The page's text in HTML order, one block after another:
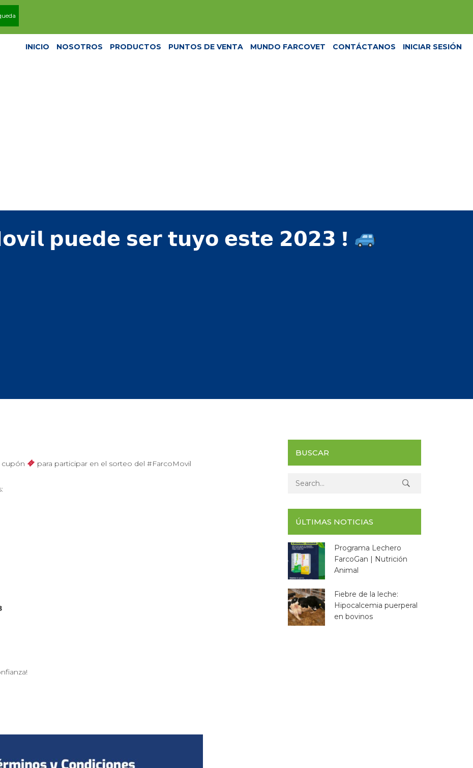
INICIO NOSOTROS PRODUCTOS PUNTOS DE VENTA MUNDO FARCOVET CONTÁCTANOS INICIAR SESIÓN
𝗽𝘂𝗲𝗱𝗲 𝘀𝗲𝗿 𝘁𝘂𝘆𝗼 𝗲𝘀𝘁𝗲 𝟮𝟬𝟮𝟯 !
cupón
para participar en el sorteo del #FarcoMovil
BUSCAR
Search for:
ÚLTIMAS NOTICIAS
Programa Lechero
FarcoGan | Nutrición
Animal
Fiebre de la leche:
Hipocalcemia puerperal
en bovinos